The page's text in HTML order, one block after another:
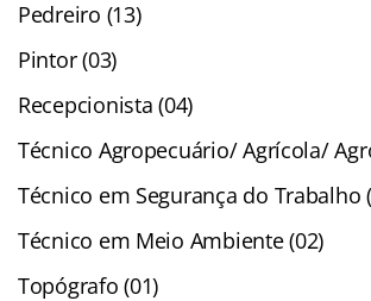
Pedreiro (13)
Pintor (03)
Recepcionista (04)
Técnico Agropecuário/ Agrícola/
Técnico em Segurança do Trabalho
Técnico em Meio Ambiente (02)
Topógrafo (01)